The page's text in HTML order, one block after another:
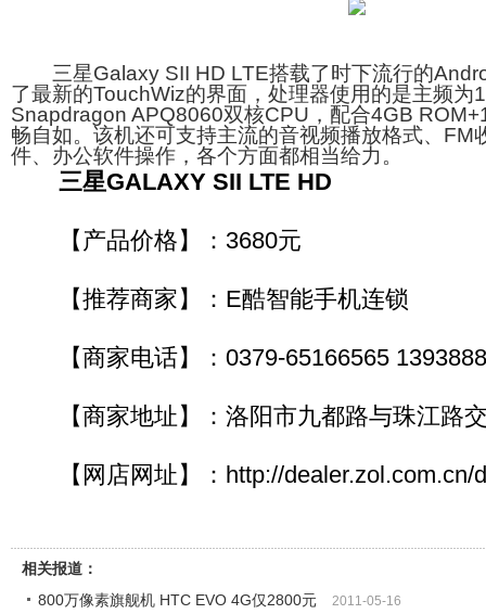
三星Galaxy SII HD LTE搭载了时下流行的
了最新的TouchWiz的界面，处理器使用的是主频为
Snapdragon APQ8060双核CPU，配合4GB
畅自如。该机还可支持主流的音视频播放格式、FM
件、办公软件操作，各个方面都相当给力。
三星GALAXY SII LTE HD
【产品价格】：3680元
【推荐商家】：E酷智能手机连锁
【商家电话】：0379-65166565
【商家地址】：洛阳市九都路与珠江路
【网店网址】：http://dealer.zol.com.cn/
相关报道：
800万像素旗舰机 HTC EVO 4G仅2800元
2011-05-16